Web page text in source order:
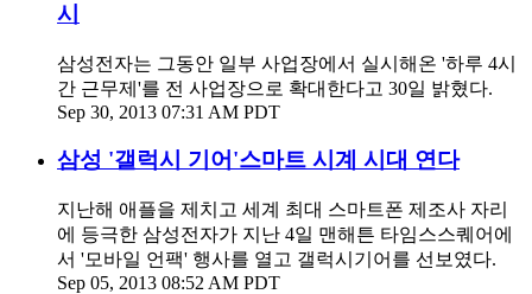
시
삼성전자는 그동안 일부 사업장에서 실시해온 '하루 4시
간 근무제'를 전 사업장으로 확대한다고 30일 밝혔다.
Sep 30, 2013 07:31 AM PDT
삼성 '갤럭시 기어'스마트 시계 시대 연다
지난해 애플을 제치고 세계 최대 스마트폰 제조사 자리
에 등극한 삼성전자가 지난 4일 맨해튼 타임스스퀘어에
서 '모바일 언팩' 행사를 열고 갤럭시기어를 선보였다.
Sep 05, 2013 08:52 AM PDT